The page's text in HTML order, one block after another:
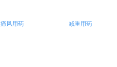
痛风用药 减重用药